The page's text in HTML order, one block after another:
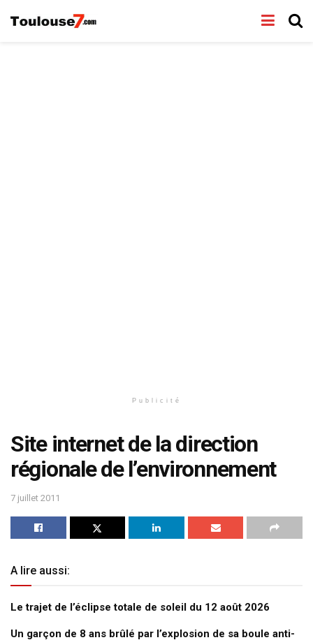
Publicité
Site internet de la direction
régionale de l’environnement
7 juillet 2011
A lire aussi:
Le trajet de l’éclipse totale de soleil du 12 août 2026
Un garçon de 8 ans brûlé par l’explosion de sa boule anti-